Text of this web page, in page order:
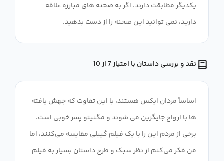
یکدیگر مطابقت دارند. اگر به صحنه های مبارزه علاقه
دارید، نمی توانید این صحنه را از دست بدهید.
نقد و بررسی داستان با امتیاز 7 از 10
اساساً مردان ایکس هستند، با این تفاوت که جهش یافته
ها با ارواح جایگزین می شوند و مگنیتو پسر خوبی است.
برخی از مردم این را با یک فیلم گیبلی مقایسه می‌کنند، اما
من فکر می‌کنم از نظر سبک و طرح داستان بسیار به فیلم